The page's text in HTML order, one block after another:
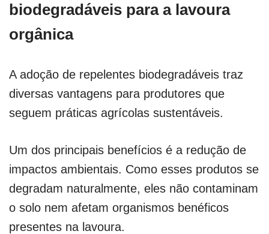
biodegradáveis para a lavoura
orgânica
A adoção de repelentes biodegradáveis traz
diversas vantagens para produtores que
seguem práticas agrícolas sustentáveis.
Um dos principais benefícios é a redução de
impactos ambientais. Como esses produtos se
degradam naturalmente, eles não contaminam
o solo nem afetam organismos benéficos
presentes na lavoura.